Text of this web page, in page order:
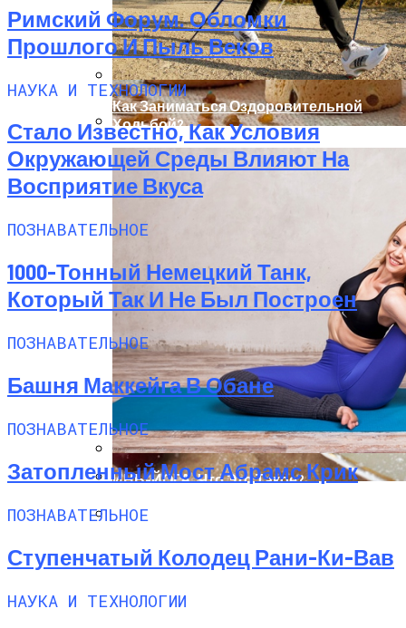
Рецепты Пасхальных Куличей На Соде
Вареники На Соде — Лучшие Рецепты
Как Заниматься Оздоровительной
Ходьбой?
ИНЬ-ЙОГА. Что Это Такое?
Шанкха Пракшалана — Йогическая
Римский Форум. Обломки
Прошлого И Пыль Веков
НАУКА И ТЕХНОЛОГИИ
Стало Известно, Как Условия
Окружающей Среды Влияют На
Восприятие Вкуса
ПОЗНАВАТЕЛЬНОЕ
1000-Тонный Немецкий Танк,
Который Так И Не Был Построен
ПОЗНАВАТЕЛЬНОЕ
Башня Маккейга В Обане
ПОЗНАВАТЕЛЬНОЕ
Затопленный Мост Абрамс Крик
ПОЗНАВАТЕЛЬНОЕ
Ступенчатый Колодец Рани-Ки-Вав
НАУКА И ТЕХНОЛОГИИ